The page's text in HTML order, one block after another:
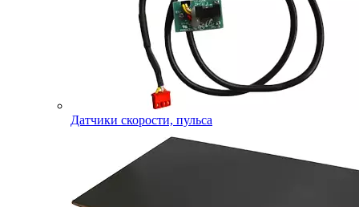
Датчики скорости, пульса